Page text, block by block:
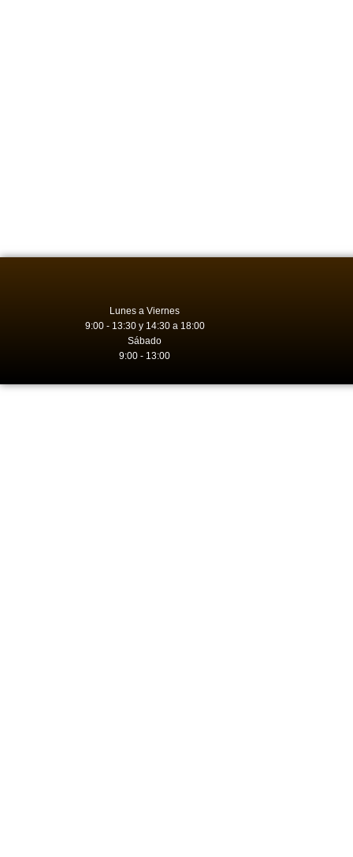
Lunes a Viernes
9:00 - 13:30 y 14:30 a 18:00
Sábado
9:00 - 13:00